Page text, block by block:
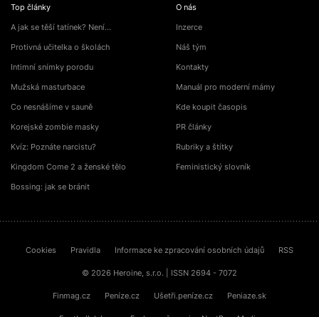
Top články
A jak se těší tatínek? Není…
Protivná učitelka o školách
Intimní snímky porodu
Mužská masturbace
Co nesnášíme v sauně
Korejské zombie masky
Kvíz: Poznáte narcistu?
Kingdom Come 2 a ženské tělo
Bossing: jak se bránit
O nás
Inzerce
Náš tým
Kontakty
Manuál pro moderní mámy
Kde koupit časopis
PR články
Rubriky a štítky
Feministický slovník
Cookies Pravidla Informace ke zpracování osobních údajů RSS
© 2026 Heroine, s.r.o. | ISSN 2694 - 7072
Finmag.cz Peníze.cz Ušetři.peníze.cz Peniaze.sk